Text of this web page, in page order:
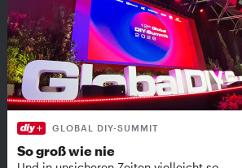
GLOBAL DIY-SUMMIT
So groß wie nie